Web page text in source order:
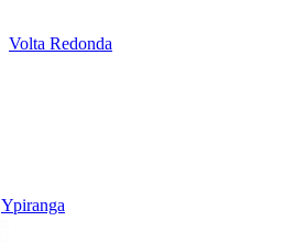
Volta Redonda
Ypiranga